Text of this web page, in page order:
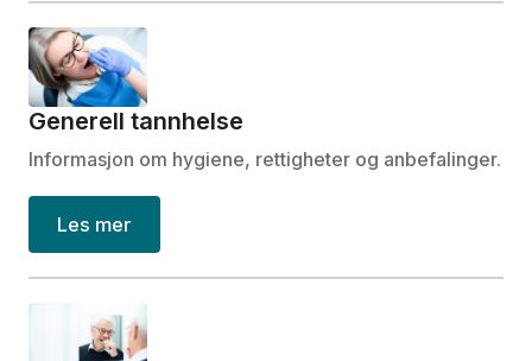
Generell tannhelse
Informasjon om hygiene, rettigheter og anbefalinger.
Les mer